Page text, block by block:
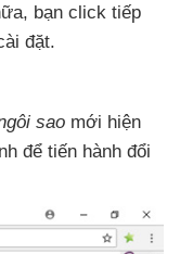
, bạn click tiếp
đặt.
sao mới hiện
để tiến hành đổi